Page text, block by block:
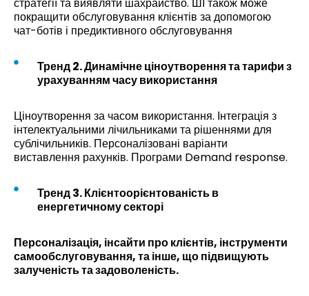
покращити обслуговування клієнтів за допомогою
чат-ботів і предиктивного обслуговування
Тренд 2. Динамічне ціноутворення та тарифи з
урахуванням часу використання
Ціноутворення за часом використання. Інтеграція з
інтелектуальними лічильниками та рішеннями для
сублічильників. Персоналізовані варіанти
виставлення рахунків. Програми Demand response.
Тренд 3. Клієнтоорієнтованість в
енергетичному секторі
Персоналізація, інсайти про клієнтів, інструменти
самообслуговування, та інше, що підвищують
залученість та задоволеність.